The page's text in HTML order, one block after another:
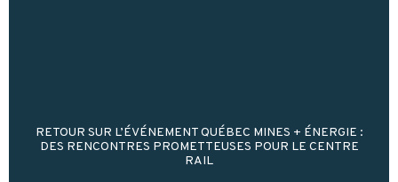
RETOUR SUR L’ÉVÉNEMENT QUÉBEC MINES + ÉNERGIE :
DES RENCONTRES PROMETTEUSES POUR LE CENTRE
RAIL